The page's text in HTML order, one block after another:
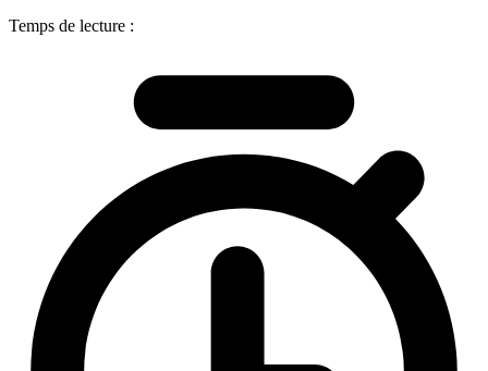
Temps de lecture :